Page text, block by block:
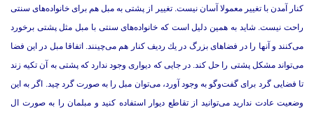
كنار آمدن با تغییر معمولا آسان نیست. تغییر از پشتی به مبل هم برای خانواده‌های سنتی
راحت نیست. شاید به همین دلیل است که خانواده‌های سنتی با مبل مثل پشتی برخورد
می‌كنند و آنها را در فضاهای بزرگ در یك ردیف كنار هم می‌چینند. اتفاقا مبل در این فضا
می‌تواند مشكل پشتی را حل كند. در جایی كه دیواری وجود ندارد كه پشتی به آن تكیه زند
تا فضایی گرد برای گفت‌وگو به وجود آورد، می‌توان مبل را به صورت گرد چید. اگر به این
وضعیت عادت ندارید می‌توانید از تقاطع دیوار استفاده كنید و مبلمان را به صورت ال